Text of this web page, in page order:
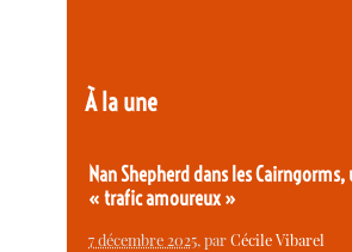
À la une
Nan Shepherd dans les Cairngorms,
« trafic amoureux »
7 décembre 2025, parCécile Vibarel